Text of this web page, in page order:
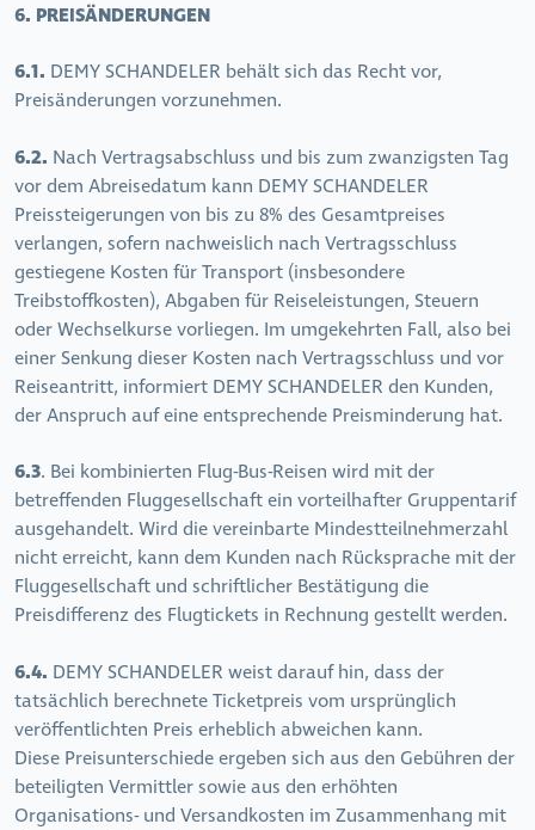
6. PREISÄNDERUNGEN
6.1. DEMY SCHANDELER behält sich das Recht vor,
Preisänderungen vorzunehmen.
6.2. Nach Vertragsabschluss und bis zum zwanzigsten Tag
vor dem Abreisedatum kann DEMY SCHANDELER
Preissteigerungen von bis zu 8% des Gesamtpreises
verlangen, sofern nachweislich nach Vertragsschluss
gestiegene Kosten für Transport (insbesondere
Treibstoffkosten), Abgaben für Reiseleistungen, Steuern
oder Wechselkurse vorliegen. Im umgekehrten Fall, also bei
einer Senkung dieser Kosten nach Vertragsschluss und vor
Reiseantritt, informiert DEMY SCHANDELER den Kunden,
der Anspruch auf eine entsprechende Preisminderung hat.
6.3. Bei kombinierten Flug-Bus-Reisen wird mit der
betreffenden Fluggesellschaft ein vorteilhafter Gruppentarif
ausgehandelt. Wird die vereinbarte Mindestteilnehmerzahl
nicht erreicht, kann dem Kunden nach Rücksprache mit der
Fluggesellschaft und schriftlicher Bestätigung die
Preisdifferenz des Flugtickets in Rechnung gestellt werden.
6.4. DEMY SCHANDELER weist darauf hin, dass der
tatsächlich berechnete Ticketpreis vom ursprünglich
veröffentlichten Preis erheblich abweichen kann.
Diese Preisunterschiede ergeben sich aus den Gebühren der
beteiligten Vermittler sowie aus den erhöhten
Organisations- und Versandkosten im Zusammenhang mit